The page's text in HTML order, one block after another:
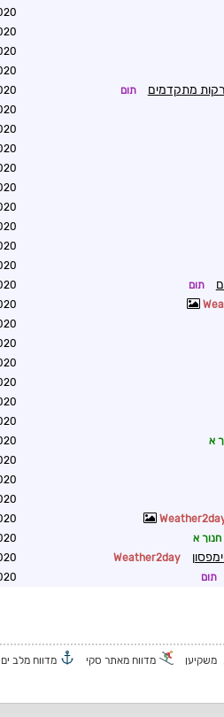
מתקדמים תום
תום
א
חנוך א
Weather2day
תום
משקיען מדווח מאתר סקי
מדווח מלב ים